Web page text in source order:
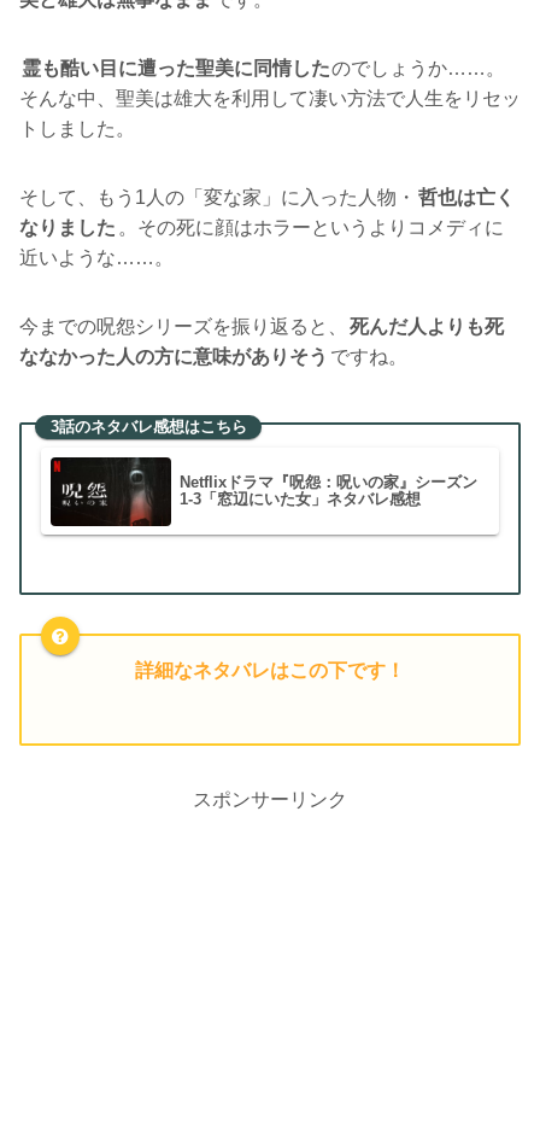
霊も酷い目に遭った聖美に同情したのでしょうか……。
そんな中、聖美は雄大を利用して凄い方法で人生をリセッ
トしました。
そして、もう1人の「変な家」に入った人物・ 哲也は亡く
なりました 。その死に顔はホラーというよりコメディに
近いような……。
今までの呪怨シリーズを振り返ると、
死んだ人よりも死
ななかった人の方に意味がありそう ですね。
3話のネタバレ感想はこちら
Netflixドラマ『呪怨：呪いの家』シーズン
1-3「窓辺にいた女」ネタバレ感想
詳細なネタバレはこの下です！
スポンサーリンク